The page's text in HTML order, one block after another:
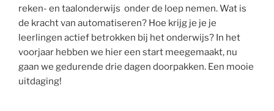
reken- en taalonderwijs onder de loep nemen. Wat is
de kracht van automatiseren? Hoe krijg je je je
leerlingen actief betrokken bij het onderwijs? In het
voorjaar hebben we hier een start meegemaakt, nu
gaan we gedurende drie dagen doorpakken. Een mooie
uitdaging!